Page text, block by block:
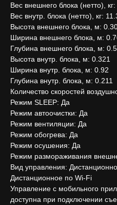
Вес внешнего блока (нетто),
Вес внутр. блока (нетто), кг:
Высота внешнего блока, м:
Ширина внешнего блока, м:
Глубина внешнего блока, м:
Высота внутр. блока, м: 0.321
Ширина внутр. блока, м: 0.92
Глубина внутр. блока, м: 0.211
Количество скоростей
Режим SLEEP: Да
Режим автоочистки: Да
Режим вентиляции: Да
Режим обогрева: Да
Режим осушения: Да
Режим размораживания
Вид управления:
Дистанционное по Wi-Fi
Управление c мобильного
доступна при подключении